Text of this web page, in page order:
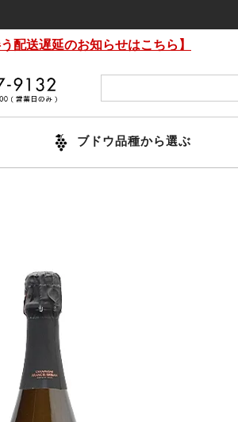
配送遅延のお知らせはこちら】
ブドウ品種から選ぶ